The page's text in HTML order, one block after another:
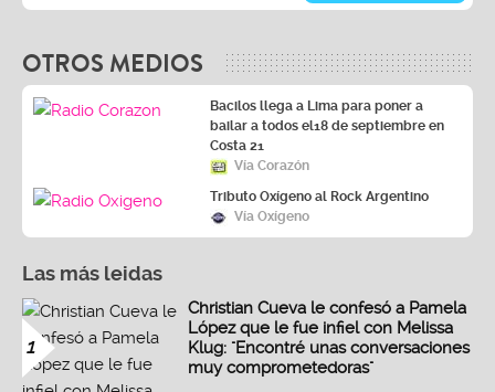
OTROS MEDIOS
Bacilos llega a Lima para poner a
bailar a todos el18 de septiembre en
Costa 21
Vía Corazón
Tributo Oxígeno al Rock Argentino
Vía Oxígeno
Las más leidas
1
Christian Cueva le confesó a Pamela
López que le fue infiel con Melissa
Klug: "Encontré unas conversaciones
muy comprometedoras"